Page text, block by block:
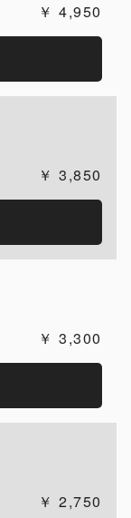
4,950
3,850
3,300
2,750